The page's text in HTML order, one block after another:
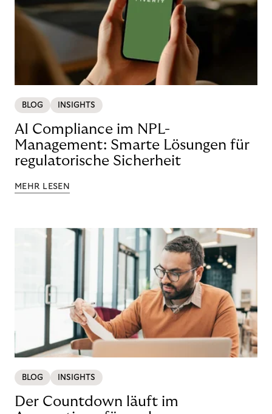
BLOG INSIGHTS
AI Compliance im NPL-
Management: Smarte Lösungen für
regulatorische Sicherheit
MEHR LESEN
BLOG INSIGHTS
Der Countdown läuft im